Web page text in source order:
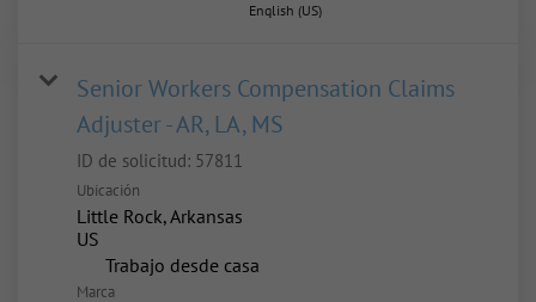
English (US)
Senior Workers Compensation Claims
Adjuster - AR, LA, MS
ID de solicitud: 57811
Ubicación
Little Rock, Arkansas
inicio
Trabajo desde casa
Marca